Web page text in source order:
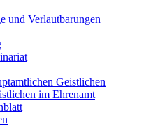
und Verlautbarungen
Geistlichen
im Ehrenamt